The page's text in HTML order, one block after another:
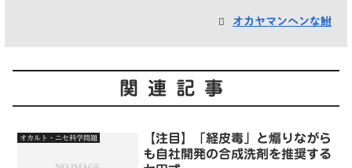
オカヤマンヘンな鮒
関連記事
オカルト・ニセ科学問題
【注目】「経皮毒」と煽りながら
も自社開発の合成洗剤を推奨する